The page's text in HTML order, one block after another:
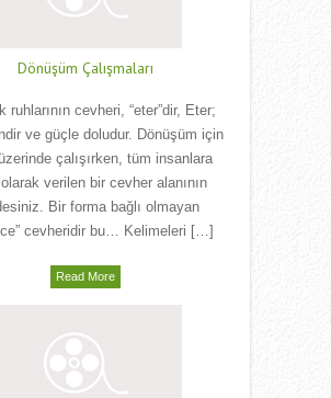
Dönüşüm Çalışmaları
ruhlarının cevheri, “eter”dir, Eter;
ve güçle doludur. Dönüşüm için
çalışırken, tüm insanlara
verilen bir cevher alanının
Bir forma bağlı olmayan
cevheridir bu… Kelimeleri […]
Read More